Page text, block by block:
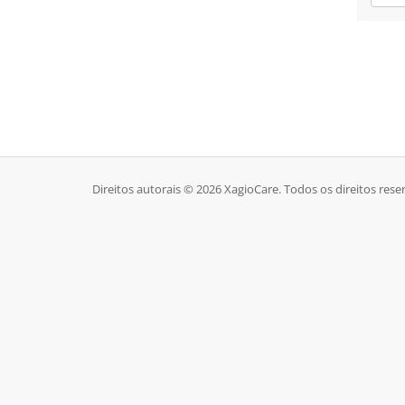
Direitos autorais © 2026 XagioCare. Todos os direitos